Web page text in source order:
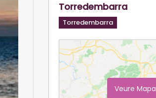
Torredembarra
Torredembarra
Veure Mapa